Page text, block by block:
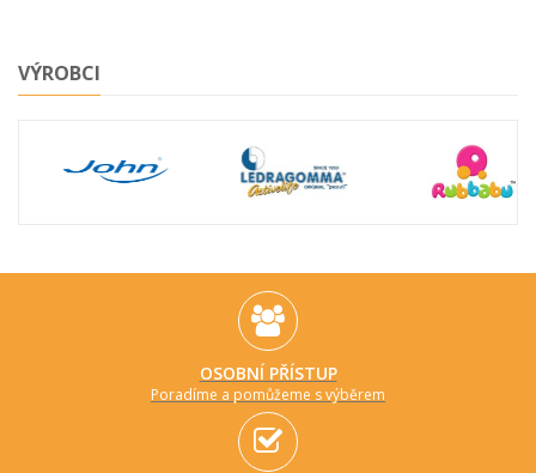
VÝROBCI
OSOBNÍ PŘÍSTUP
Poradíme a pomůžeme s výběrem